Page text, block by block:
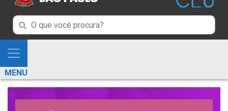
Campo
de
Busca
de
informações
Campo
de
de
informações
Mostra
e
Esconde
Menu
MENU